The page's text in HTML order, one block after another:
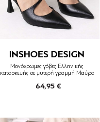
INSHOES DESIGN
Μονόχρωμες γόβες Ελληνικής
κατασκευής σε μυτερή γραμμή Μαύρο
64,95 €